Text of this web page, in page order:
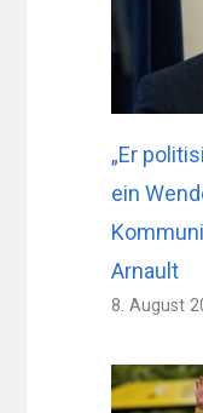
„Er
ein
Arnault
8. August